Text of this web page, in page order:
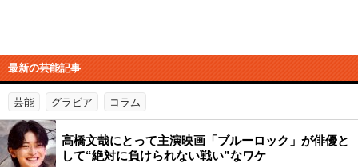
最新の芸能記事
芸能 グラビア コラム
高橋文哉にとって主演映画「ブルーロック」が俳優と
して“絶対に負けられない戦い”なワケ